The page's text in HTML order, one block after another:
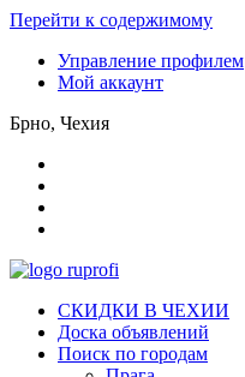
Перейти к содержимому
Управление профилем
Мой аккаунт
Брно, Чехия
СКИДКИ В ЧЕХИИ
Доска объявлений
Поиск по городам